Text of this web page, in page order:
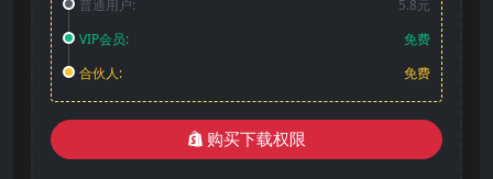
普通用户:
5.8元
VIP会员:
免费
合伙人:
免费
购买下载权限